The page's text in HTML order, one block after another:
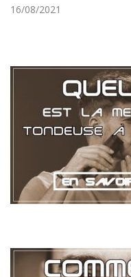
16/08/2021